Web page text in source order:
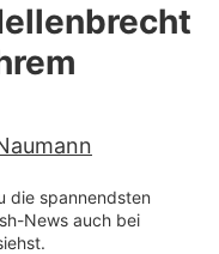
die spannendsten
News auch bei